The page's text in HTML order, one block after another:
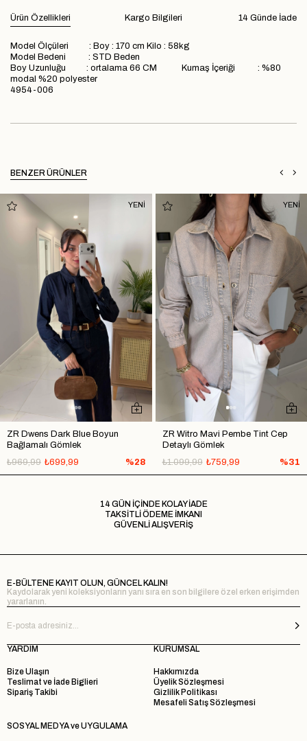
Ürün Özellikleri 14 Günde İade
Kargo Bilgileri
Model Ölçüleri : Boy : 170 cm Kilo : 58kg
Model Bedeni : STD Beden
Boy Uzunluğu : ortalama 66 CM Kumaş İçeriği : %80
modal %20 polyester
4954-006
BENZER ÜRÜNLER
ZR Dwens Dark Blue Boyun
Bağlamalı Gömlek
₺699,99
₺969,99 %28
YENİ
ZR Witro Mavi Pembe Tint Cep
Detaylı Gömlek
₺759,99
₺1.099,99 %31
YENİ
14 GÜN İÇİNDE KOLAY İADE
TAKSİTLİ ÖDEME İMKANI
GÜVENLİ ALIŞVERİŞ
E-BÜLTENE KAYIT OLUN, GÜNCEL KALIN!
Kaydolarak yeni koleksiyonların yanı sıra en son bilgilere özel erken erişimden
yararlanın.
YARDIM
Bize Ulaşın
Teslimat ve İade Biglieri
Sipariş Takibi
KURUMSAL
Hakkımızda
Üyelik Sözleşmesi
Gizlilik Politikası
Mesafeli Satış Sözleşmesi
SOSYAL MEDYA ve UYGULAMA